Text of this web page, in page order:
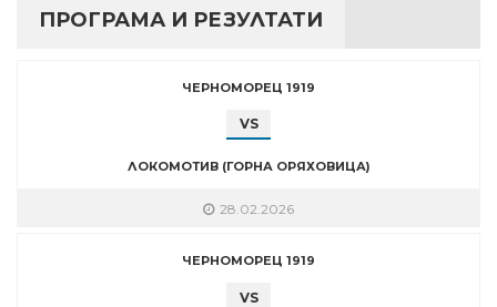
ПРОГРАМА И РЕЗУЛТАТИ
ЧЕРНОМОРЕЦ 1919
VS
ЛОКОМОТИВ (ГОРНА ОРЯХОВИЦА)
28.02.2026
ЧЕРНОМОРЕЦ 1919
VS